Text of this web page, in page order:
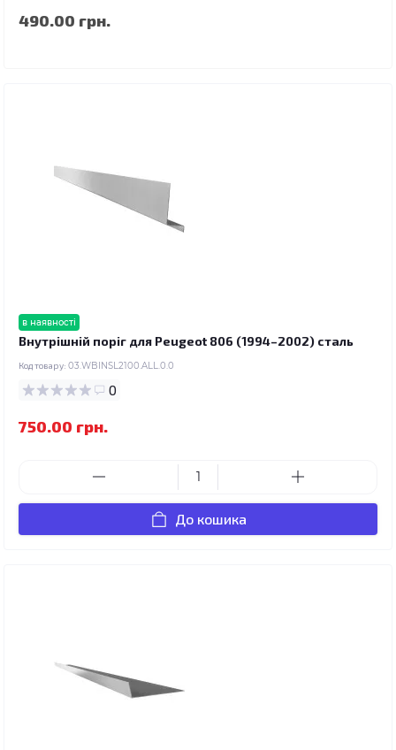
490.00 грн.
в наявності
Внутрішній поріг для Peugeot 806 (1994–2002) сталь
Код товару: 03.WBINSL2100.ALL.0.0
0
750.00 грн.
До кошика